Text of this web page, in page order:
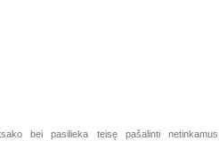
bei pasilieka teisę pašalinti netinkamus,